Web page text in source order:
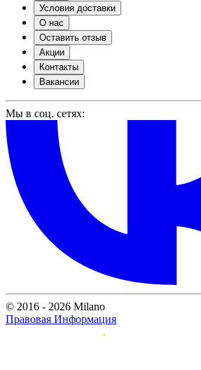
Условия доставки
О нас
Оставить отзыв
Акции
Контакты
Вакансии
Мы в соц. сетях:
© 2016 - 2026 Milano
Правовая Информация